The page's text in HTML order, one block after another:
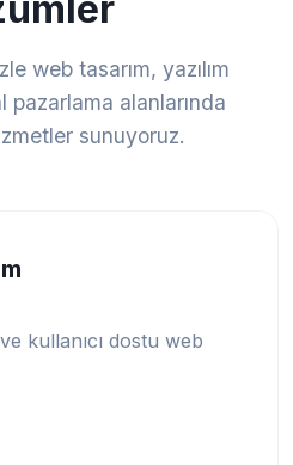
web tasarım, yazılım
alanlarında
sunuyoruz.
kullanıcı dostu web